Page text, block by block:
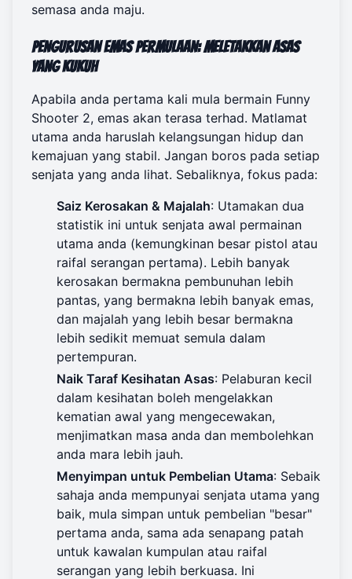
semasa anda maju.
Pengurusan Emas Permulaan: Meletakkan Asas
yang Kukuh
Apabila anda pertama kali mula bermain Funny
Shooter 2, emas akan terasa terhad. Matlamat
utama anda haruslah kelangsungan hidup dan
kemajuan yang stabil. Jangan boros pada setiap
senjata yang anda lihat. Sebaliknya, fokus pada:
Saiz Kerosakan & Majalah: Utamakan dua
statistik ini untuk senjata awal permainan
utama anda (kemungkinan besar pistol atau
raifal serangan pertama). Lebih banyak
kerosakan bermakna pembunuhan lebih
pantas, yang bermakna lebih banyak emas,
dan majalah yang lebih besar bermakna
lebih sedikit memuat semula dalam
pertempuran.
Naik Taraf Kesihatan Asas: Pelaburan kecil
dalam kesihatan boleh mengelakkan
kematian awal yang mengecewakan,
menjimatkan masa anda dan membolehkan
anda mara lebih jauh.
Menyimpan untuk Pembelian Utama: Sebaik
sahaja anda mempunyai senjata utama yang
baik, mula simpan untuk pembelian "besar"
pertama anda, sama ada senapang patah
untuk kawalan kumpulan atau raifal
serangan yang lebih berkuasa. Ini